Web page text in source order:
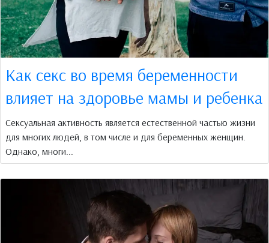
Как секс во время беременности
влияет на здоровье мамы и ребенка
Сексуальная активность является естественной частью жизни
для многих людей, в том числе и для беременных женщин.
Однако, многи...